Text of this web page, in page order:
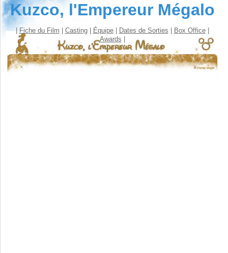
Kuzco, l'Empereur Mégalo
| Fiche du Film Casting| Équipe| Dates de Sorties Box Office|
Awards